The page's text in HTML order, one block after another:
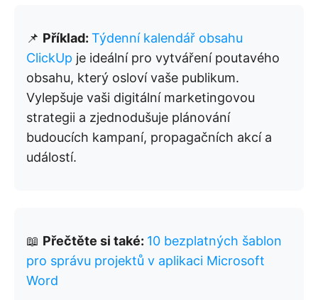
📌 Příklad: Týdenní kalendář obsahu
ClickUp je ideální pro vytváření poutavého
obsahu, který osloví vaše publikum.
Vylepšuje vaši digitální marketingovou
strategii a zjednodušuje plánování
budoucích kampaní, propagačních akcí a
událostí.
📖 Přečtěte si také: 10 bezplatných šablon
pro správu projektů v aplikaci Microsoft
Word